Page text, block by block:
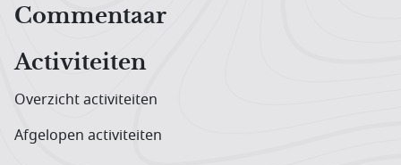
Hoofdnavigatiemenu
Commentaar
Activiteiten
Overzicht activiteiten
Afgelopen activiteiten